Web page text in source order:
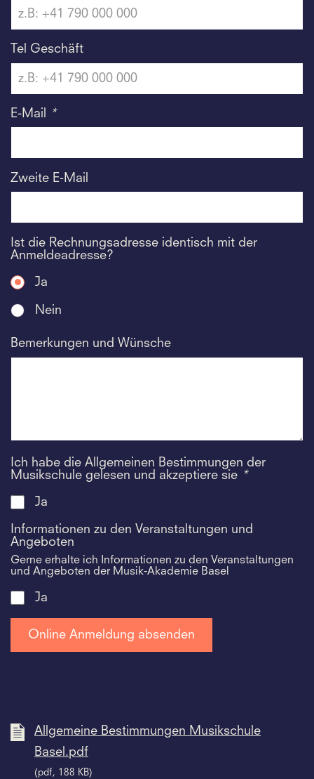
Tel Geschäft
E-Mail *
Zweite E-Mail
Ist die Rechnungsadresse identisch mit der
Anmeldeadresse?
Ja
Nein
Bemerkungen und Wünsche
Ich habe die Allgemeinen Bestimmungen der
Musikschule gelesen und akzeptiere sie *
Ja
Informationen zu den Veranstaltungen und
Angeboten
Gerne erhalte ich Informationen zu den Veranstaltungen
und Angeboten der Musik-Akademie Basel
Ja
Allgemeine Bestimmungen Musikschule
Basel.pdf
(pdf, 188 KB)